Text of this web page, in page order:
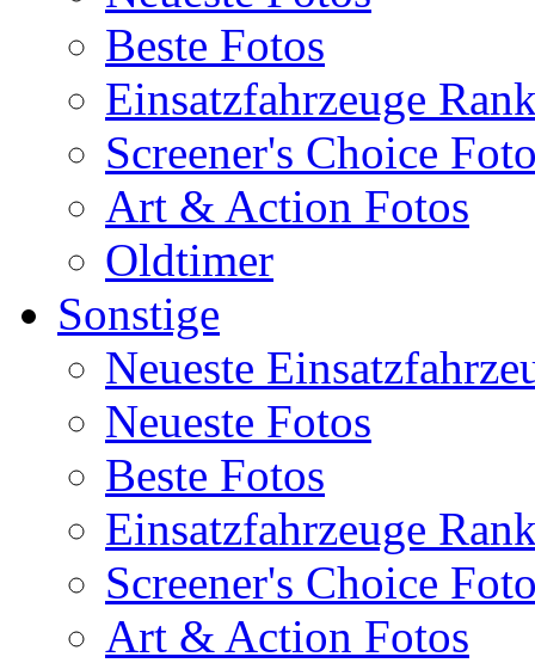
Beste Fotos
Einsatzfahrzeuge
Screener's Choice
Art & Action Fotos
Oldtimer
Sonstige
Neueste
Neueste Fotos
Beste Fotos
Einsatzfahrzeuge
Screener's Choice
Art & Action Fotos